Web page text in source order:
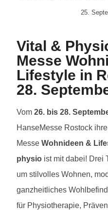
25.
Vital &
Messe
Lifestyle in
28.
Vom 26. bis 28.
HanseMesse Rostock
Messe Wohnideen &
physio ist mit dabei! Drei
um stilvolles Wohnen,
ganzheitliches
für Physiotherapie,